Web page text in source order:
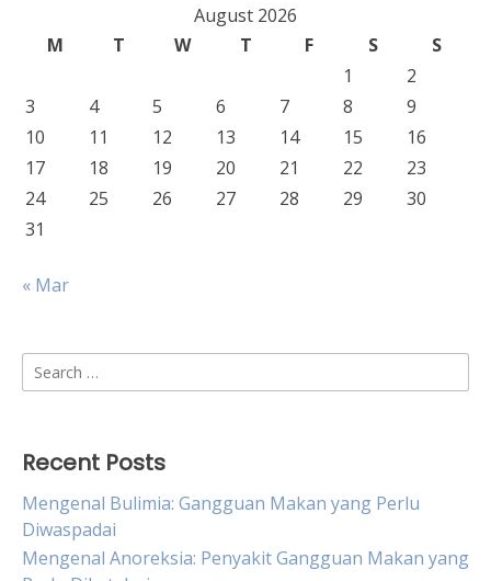
August 2026
M
T W T F S
S
1
2
3
4 5 6 7 8
9
10
11 12 13 14 15
16
17
18 19 20 21 22
23
24
25 26 27 28 29
30
31
« Mar
Search
for:
Recent Posts
Mengenal Bulimia: Gangguan Makan yang Perlu
Diwaspadai
Mengenal Anoreksia: Penyakit Gangguan Makan yang